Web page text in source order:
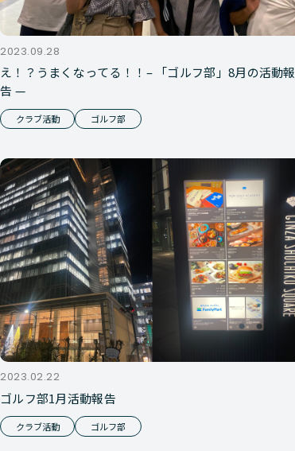
2023.09.28
え！？うまくなってる！！– 「ゴルフ部」8月の活動報
告 —
クラブ活動 ゴルフ部
2023.02.22
ゴルフ部1月活動報告
クラブ活動 ゴルフ部